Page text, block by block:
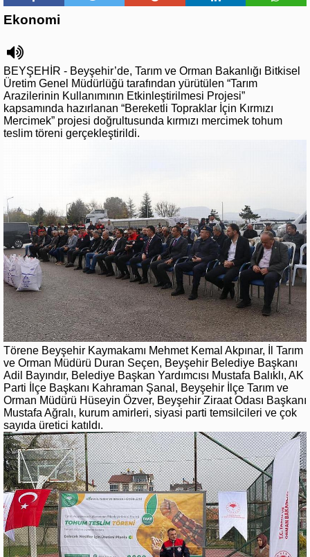
Ekonomi
BEYŞEHİR - Beyşehir’de, Tarım ve Orman Bakanlığı Bitkisel
Üretim Genel Müdürlüğü tarafından yürütülen “Tarım
Arazilerinin Kullanımının Etkinleştirilmesi Projesi”
kapsamında hazırlanan “Bereketli Topraklar İçin Kırmızı
Mercimek” projesi doğrultusunda kırmızı mercimek tohum
teslim töreni gerçekleştirildi.
Törene Beyşehir Kaymakamı Mehmet Kemal Akpınar, İl Tarım
ve Orman Müdürü Duran Seçen, Beyşehir Belediye Başkanı
Adil Bayındır, Belediye Başkan Yardımcısı Mustafa Balıklı, AK
Parti İlçe Başkanı Kahraman Şanal, Beyşehir İlçe Tarım ve
Orman Müdürü Hüseyin Özver, Beyşehir Ziraat Odası Başkanı
Mustafa Ağralı, kurum amirleri, siyasi parti temsilcileri ve çok
sayıda üretici katıldı.